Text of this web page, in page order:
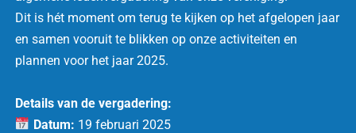
Dit is hét moment om terug te kijken op het afgelopen jaar
en samen vooruit te blikken op onze activiteiten en
plannen voor het jaar 2025.
Details van de vergadering:
Datum: 19 februari 2025